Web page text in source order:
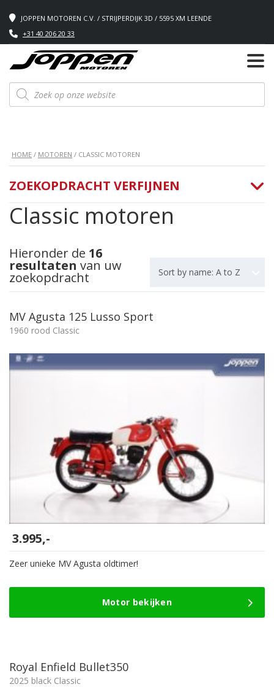
JOPPEN MOTOREN C.V. / STRIJPERDIJK 3D / 5595 XM LEENDE
+31 40 206 20 33
Producten
zoeken
HOME / MOTOREN / CLASSIC MOTOREN
Classic motoren
Hieronder de 16
resultaten van uw
zoekopdracht Sort by name: A to Z
MV Agusta 125 Lusso Sport
1960 rood Classic
3.995,-
Zeer unieke MV Agusta oldtimer!
Motor bekijken
Royal Enfield Bullet350
2025 black Classic
ZOEKOPDRACHT VERFIJNEN